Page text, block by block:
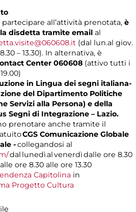
all’attività prenotata, è
disdetta tramite email al
(dal lun.al giov.
– 13.30). In alternativa, è
Center 060608 (attivo tutti i
in Lingua dei segni italiana-
del Dipartimento Politiche
Servizi alla Persona) e della
Segni di Integrazione – Lazio.
prenotare anche tramite il
CGS Comunicazione Globale
-collegandosi al
dal lunedì al venerdì dalle ore 8.30
ore 8.30 alle ore 13.30
Capitolina in
Progetto Cultura